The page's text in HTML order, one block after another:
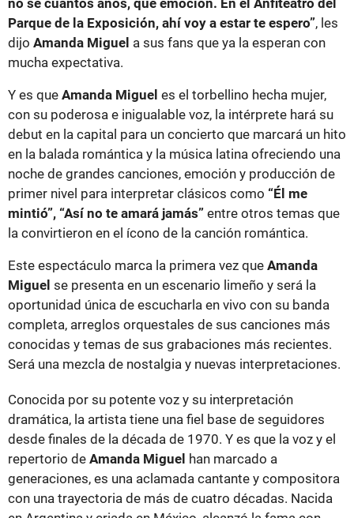
no sé cuantos años, que emoción. En el Anfiteatro del
Parque de la Exposición, ahí voy a estar te espero”, les
dijo Amanda Miguel a sus fans que ya la esperan con
mucha expectativa.
Y es que Amanda Miguel es el torbellino hecha mujer,
con su poderosa e inigualable voz, la intérprete hará su
debut en la capital para un concierto que marcará un hito
en la balada romántica y la música latina ofreciendo una
noche de grandes canciones, emoción y producción de
primer nivel para interpretar clásicos como “Él me
mintió”, “Así no te amará jamás” entre otros temas que
la convirtieron en el ícono de la canción romántica.
Este espectáculo marca la primera vez que Amanda
Miguel se presenta en un escenario limeño y será la
oportunidad única de escucharla en vivo con su banda
completa, arreglos orquestales de sus canciones más
conocidas y temas de sus grabaciones más recientes.
Será una mezcla de nostalgia y nuevas interpretaciones.
Conocida por su potente voz y su interpretación
dramática, la artista tiene una fiel base de seguidores
desde finales de la década de 1970. Y es que la voz y el
repertorio de Amanda Miguel han marcado a
generaciones, es una aclamada cantante y compositora
con una trayectoria de más de cuatro décadas. Nacida